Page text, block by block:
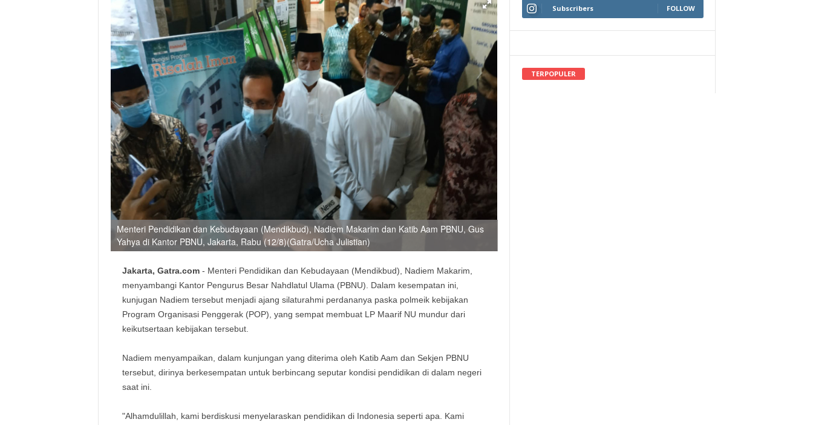
Menteri Pendidikan dan Kebudayaan (Mendikbud), Nadiem Makarim dan Katib Aam PBNU, Gus
Yahya di Kantor PBNU, Jakarta, Rabu (12/8)(Gatra/Ucha Julistian)
Jakarta, Gatra.com - Menteri Pendidikan dan Kebudayaan (Mendikbud), Nadiem Makarim,
menyambangi Kantor Pengurus Besar Nahdlatul Ulama (PBNU). Dalam kesempatan ini,
kunjugan Nadiem tersebut menjadi ajang silaturahmi perdananya paska polmeik kebijakan
Program Organisasi Penggerak (POP), yang sempat membuat LP Maarif NU mundur dari
keikutsertaan kebijakan tersebut.
Nadiem menyampaikan, dalam kunjungan yang diterima oleh Katib Aam dan Sekjen PBNU
tersebut, dirinya berkesempatan untuk berbincang seputar kondisi pendidikan di dalam negeri
saat ini.
"Alhamdulillah, kami berdiskusi menyelaraskan pendidikan di Indonesia seperti apa. Kami
Subscribers FOLLOW